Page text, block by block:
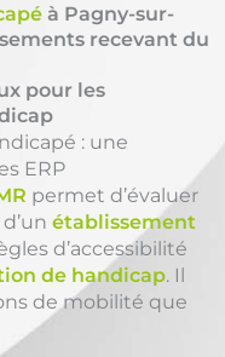
à Pagny-sur-
recevant du
pour les
: une
ERP
permet d’évaluer
établissement
d’accessibilité
de handicap. Il
de mobilité que